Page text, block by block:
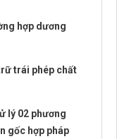
hợp dương
trái phép chất
lý 02 phương
gốc hợp pháp